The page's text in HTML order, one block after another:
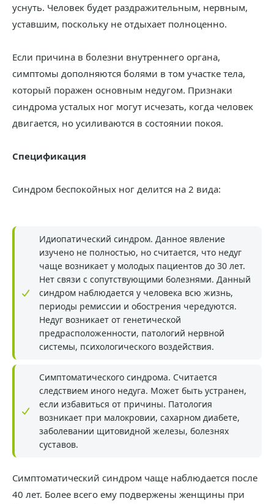
уснуть. Человек будет раздражительным, нервным,
уставшим, поскольку не отдыхает полноценно.
Если причина в болезни внутреннего органа,
симптомы дополняются болями в том участке тела,
который поражен основным недугом. Признаки
синдрома усталых ног могут исчезать, когда человек
двигается, но усиливаются в состоянии покоя.
Спецификация
Синдром беспокойных ног делится на 2 вида:
Идиопатический синдром. Данное явление
изучено не полностью, но считается, что недуг
чаще возникает у молодых пациентов до 30 лет.
Нет связи с сопутствующими болезнями. Данный
синдром наблюдается у человека всю жизнь,
периоды ремиссии и обострения чередуются.
Недуг возникает от генетической
предрасположенности, патологий нервной
системы, психологического воздействия.
Симптоматического синдрома. Считается
следствием иного недуга. Может быть устранен,
если избавиться от причины. Патология
возникает при малокровии, сахарном диабете,
заболевании щитовидной железы, болезнях
суставов.
Симптоматический синдром чаще наблюдается после
40 лет. Более всего ему подвержены женщины при